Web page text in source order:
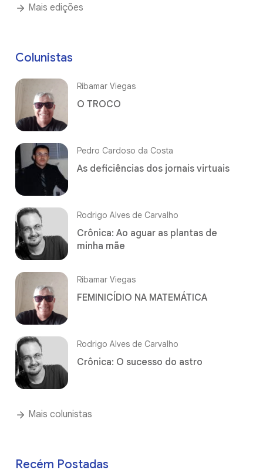
Mais edições
Colunistas
Ribamar Viegas
O TROCO
Pedro Cardoso da Costa
As deficiências dos jornais virtuais
Rodrigo Alves de Carvalho
Crônica: Ao aguar as plantas de
minha mãe
Ribamar Viegas
FEMINICÍDIO NA MATEMÁTICA
Rodrigo Alves de Carvalho
Crônica: O sucesso do astro
Mais colunistas
Recém Postadas